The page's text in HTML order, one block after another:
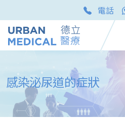
電話
感染泌尿道的症狀